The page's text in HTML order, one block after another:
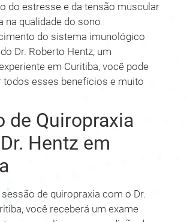
do estresse e da tensão muscular
na qualidade do sono
do sistema imunológico
Dr. Roberto Hentz, um
em Curitiba, você pode
todos esses benefícios e muito
de Quiropraxia
Hentz em
de quiropraxia com o Dr.
você receberá um exame